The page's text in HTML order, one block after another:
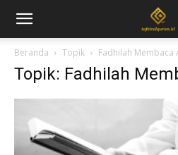
Beranda Topik Fadhilah Membaca
Topik: Fadhilah